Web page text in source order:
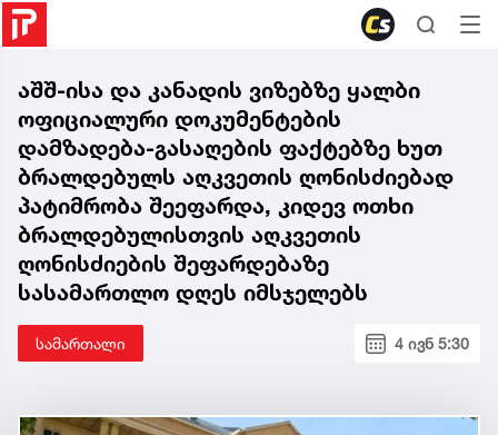
აშშ-ისა და კანადის ვიზებზე ყალბი
ოფიციალური დოკუმენტების
დამზადება-გასაღების ფაქტებზე ხუთ
ბრალდებულს აღკვეთის ღონისძიებად
პატიმრობა შეეფარდა, კიდევ ოთხი
ბრალდებულისთვის აღკვეთის
ღონისძიების შეფარდებაზე
სასამართლო დღეს იმსჯელებს
სამართალი 4 ივნ 5:30